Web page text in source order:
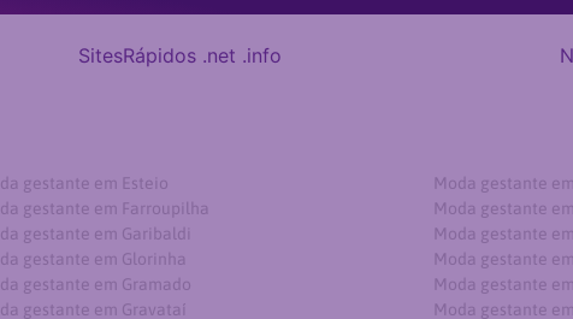
SitesRápidos .net .info
gestante em Esteio
gestante em Farroupilha
gestante em Garibaldi
gestante em Glorinha
gestante em Gramado
gestante em Gravataí
Moda gestante
Moda gestante
Moda gestante
Moda gestante
Moda gestante
Moda gestante